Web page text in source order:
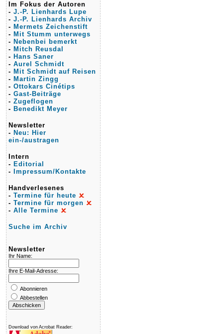
Im Fokus der Autoren
- J.-P. Lienhards Lupe
- J.-P. Lienhards Archiv
- Mermets Zeichenstift
- Mit Stumm unterwegs
- Nebenbei bemerkt
- Mitch Reusdal
- Hans Saner
- Aurel Schmidt
- Mit Schmidt auf Reisen
- Martin Zingg
- Ottokars Cinétips
- Gast-Beiträge
- Zugeflogen
- Benedikt Meyer
Newsletter
- Neu: Hier
ein-/austragen
Intern
- Editorial
-
Impressum/Kontakte
Handverlesenes
- Termine für heute
- Termine für morgen
- Alle Termine
Suche im Archiv
Newsletter
Ihr Name:
Ihre E-Mail-Adresse:
Abonnieren
Abbestellen
Download von Acrobat Reader: